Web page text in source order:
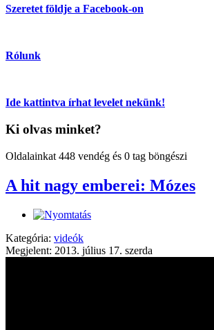
Szeretet földje a Facebook-on
Rólunk
Ide kattintva írhat levelet nekünk!
Ki olvas minket?
Oldalainkat 448 vendég és 0 tag böngészi
A hit nagy emberei: Mózes
Kategória: videók
Megjelent: 2013. július 17. szerda